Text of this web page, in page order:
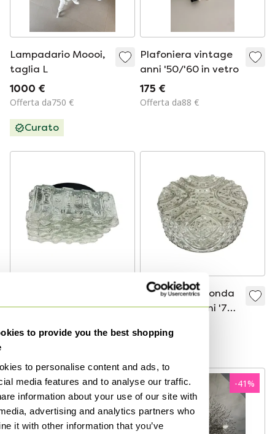
to provide you the best shopping
to personalise content and ads, to
media features and to analyse our traffic.
information about your use of our site with
advertising and analytics partners who
it with other information that you’ve
Lampadario Moooi,
taglia L
1000 €
Offerta da750 €
Curato
Plafoniera vintage
anni '50/'60 in vetro
175 €
Offerta da88 €
quadrata
anni '70 realizzata
spesso.
130 €
Offerta da75 €
Plafoniera rotonda
WILA degli anni '70,
pressato spesso.
120 €
Offerta da80 €
-41%